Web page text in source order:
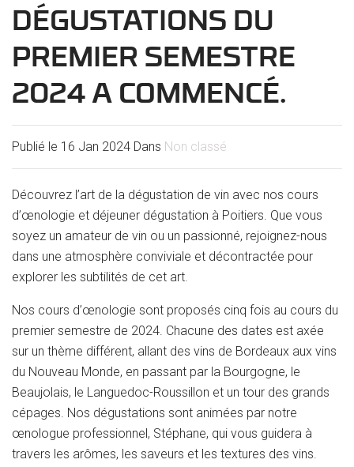
DÉGUSTATIONS DU
PREMIER SEMESTRE
2024 A COMMENCÉ.
Publié le 16 Jan 2024 Dans Non classé
Découvrez l’art de la dégustation de vin avec nos cours
d’œnologie et déjeuner dégustation à Poitiers. Que vous
soyez un amateur de vin ou un passionné, rejoignez-nous
dans une atmosphère conviviale et décontractée pour
explorer les subtilités de cet art.
Nos cours d’œnologie sont proposés cinq fois au cours du
premier semestre de 2024. Chacune des dates est axée
sur un thème différent, allant des vins de Bordeaux aux vins
du Nouveau Monde, en passant par la Bourgogne, le
Beaujolais, le Languedoc-Roussillon et un tour des grands
cépages. Nos dégustations sont animées par notre
œnologue professionnel, Stéphane, qui vous guidera à
travers les arômes, les saveurs et les textures des vins.